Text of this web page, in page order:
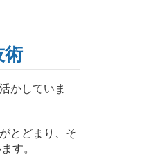
かしていま
とどまり、そ
す。